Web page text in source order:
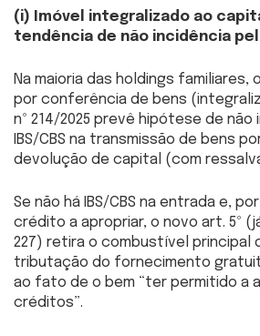
(i) Imóvel integralizado ao
tendência de não incidência
Na maioria das holdings familiares,
por conferência de bens
nº 214/2025 prevê hipótese de não
IBS/CBS na transmissão de bens
devolução de capital (com
Se não há IBS/CBS na entrada e,
crédito a apropriar, o novo art. 5º
227) retira o combustível principal
tributação do fornecimento
ao fato de o bem “ter permitido a
créditos”.